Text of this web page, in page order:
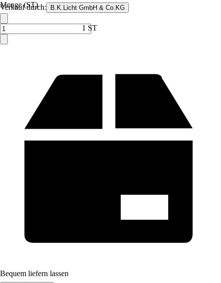
Verkauf durch: B.K.Licht GmbH & Co.KG
Menge (ST)
1 ST
Bequem liefern lassen